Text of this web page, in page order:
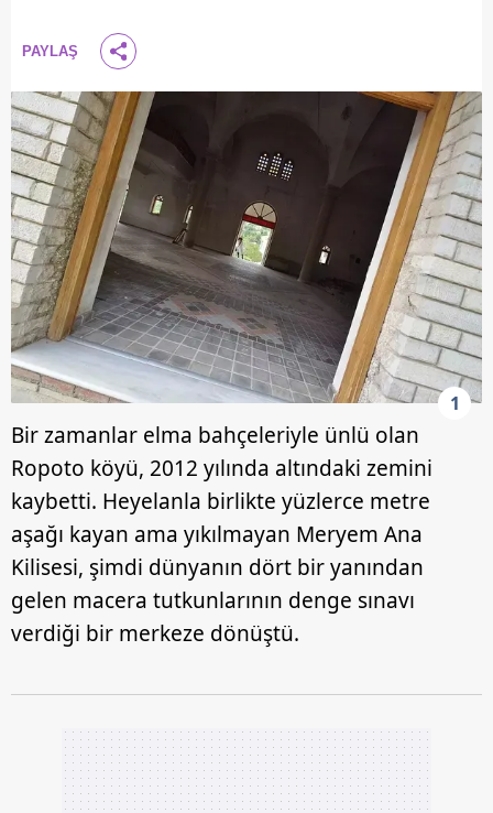
PAYLAŞ
1
Bir zamanlar elma bahçeleriyle ünlü olan
Ropoto köyü, 2012 yılında altındaki zemini
kaybetti. Heyelanla birlikte yüzlerce metre
aşağı kayan ama yıkılmayan Meryem Ana
Kilisesi, şimdi dünyanın dört bir yanından
gelen macera tutkunlarının denge sınavı
verdiği bir merkeze dönüştü.